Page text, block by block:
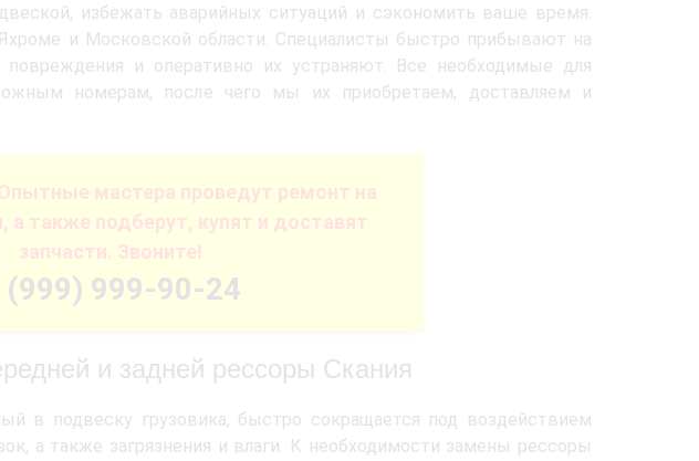
избежать аварийных ситуаций и сэкономить ваше время.
и Московской области. Специалисты быстро прибывают на
повреждения и оперативно их устраняют. Все необходимые для
номерам, после чего мы их приобретаем, доставляем и
мастера проведут ремонт на
а также подберут, купят и доставят
запчасти. Звоните!
(999) 999-90-24
и задней рессоры Скания
в подвеску грузовика, быстро сокращается под воздействием
а также загрязнения и влаги. К необходимости замены рессоры